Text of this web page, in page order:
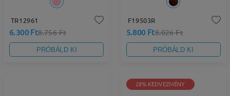
TR12961
6.300 Ft8.756 Ft
PRÓBÁLD KI
F19503R
5.800 Ft8.026 Ft
PRÓBÁLD KI
28% KEDVEZMÉNY